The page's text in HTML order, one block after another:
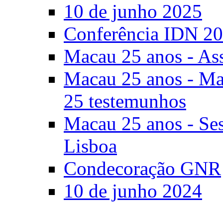
10 de junho 2025
Conferência IDN
Macau 25 anos -
Macau 25 anos -
25 testemunhos
Macau 25 anos -
Lisboa
Condecoração GNR
10 de junho 2024